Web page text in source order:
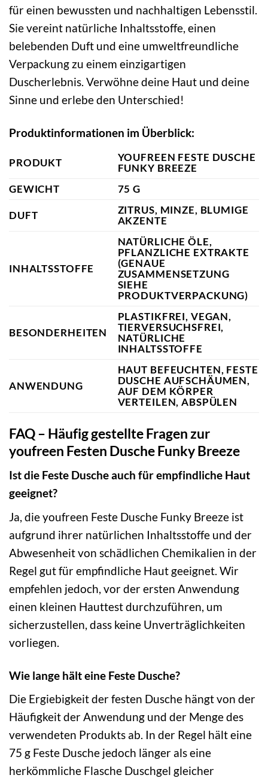
für einen bewussten und nachhaltigen Lebensstil.
Sie vereint natürliche Inhaltsstoffe, einen
belebenden Duft und eine umweltfreundliche
Verpackung zu einem einzigartigen
Duscherlebnis. Verwöhne deine Haut und deine
Sinne und erlebe den Unterschied!
Produktinformationen im Überblick:
PRODUKT
YOUFREEN FESTE DUSCHE
FUNKY BREEZE
GEWICHT
75 G
DUFT
ZITRUS, MINZE, BLUMIGE
AKZENTE
INHALTSSTOFFE
NATÜRLICHE ÖLE,
PFLANZLICHE EXTRAKTE
(GENAUE
ZUSAMMENSETZUNG
SIEHE
PRODUKTVERPACKUNG)
BESONDERHEITEN
PLASTIKFREI, VEGAN,
TIERVERSUCHSFREI,
NATÜRLICHE
INHALTSSTOFFE
ANWENDUNG
HAUT BEFEUCHTEN, FESTE
DUSCHE AUFSCHÄUMEN,
AUF DEM KÖRPER
VERTEILEN, ABSPÜLEN
FAQ – Häufig gestellte Fragen zur
youfreen Festen Dusche Funky Breeze
Ist die Feste Dusche auch für empfindliche Haut
geeignet?
Ja, die youfreen Feste Dusche Funky Breeze ist
aufgrund ihrer natürlichen Inhaltsstoffe und der
Abwesenheit von schädlichen Chemikalien in der
Regel gut für empfindliche Haut geeignet. Wir
empfehlen jedoch, vor der ersten Anwendung
einen kleinen Hauttest durchzuführen, um
sicherzustellen, dass keine Unverträglichkeiten
vorliegen.
Wie lange hält eine Feste Dusche?
Die Ergiebigkeit der festen Dusche hängt von der
Häufigkeit der Anwendung und der Menge des
verwendeten Produkts ab. In der Regel hält eine
75 g Feste Dusche jedoch länger als eine
herkömmliche Flasche Duschgel gleicher